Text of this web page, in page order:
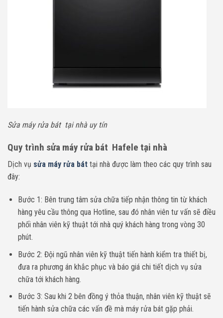
Sửa máy rửa bát tại nhà uy tín
Quy trình sửa máy rửa bát Hafele tại nhà
Dịch vụ sửa máy rửa bát tại nhà được làm theo các quy trình sau
đây:
Bước 1: Bên trung tâm sửa chữa tiếp nhận thông tin từ khách
hàng yêu cầu thông qua Hotline, sau đó nhân viên tư vấn sẽ điều
phối nhân viên kỹ thuật tới nhà quý khách hàng trong vòng 30
phút.
Bước 2: Đội ngũ nhân viên kỹ thuật tiến hành kiểm tra thiết bị,
đưa ra phương án khắc phục và báo giá chi tiết dịch vụ sửa
chữa tới khách hàng.
Bước 3: Sau khi 2 bên đồng ý thỏa thuận, nhân viên kỹ thuật sẽ
tiến hành sửa chữa các vấn đề mà máy rửa bát gặp phải.